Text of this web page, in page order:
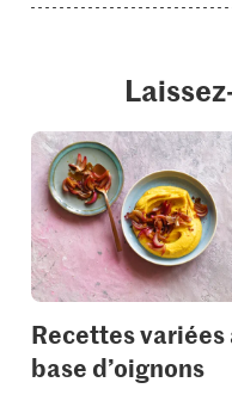
Recettes variées
base d’oignons